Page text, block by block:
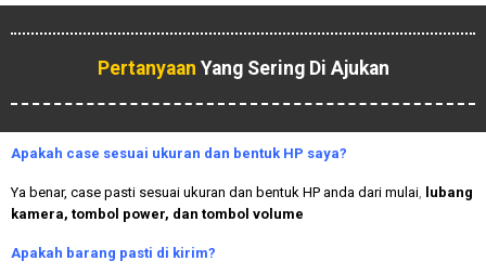
Pertanyaan Yang Sering Di Ajukan
Apakah case sesuai ukuran dan bentuk HP saya?
Ya benar, case pasti sesuai ukuran dan bentuk HP anda dari mulai
lubang
kamera, tombol power, dan tombol volume
Apakah barang pasti di kirim?